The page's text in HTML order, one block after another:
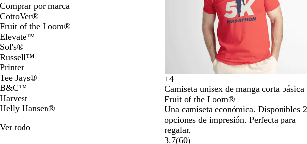
Comprar por marca
CottoVer®
Fruit of the Loom®
Elevate™
Sol's®
Russell™
Printer
Tee Jays®
B&C™
Harvest
Helly Hansen®
Ver todo
N
e
g
r
o
B
l
a
n
c
o
N
a
r
a
n
j
A
z
u
l
r
e
+4
Camiseta unisex de manga corta básica
Fruit of the Loom®
Una camiseta económica. Disponibles 2
opciones de impresión. Perfecta para
regalar.
3.7(60)